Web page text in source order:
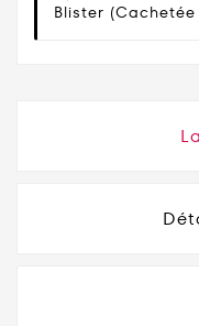
Blister (cachetée